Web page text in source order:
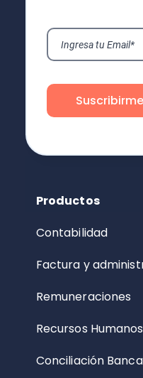
Productos
Contabilidad
Factura y
Remuneraciones
Recursos Humanos
Conciliación